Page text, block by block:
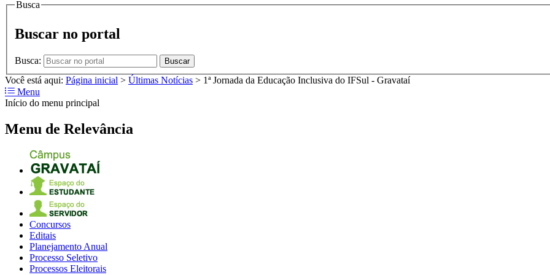
Busca
Buscar no portal
Busca: Buscar
Você está aqui: Página inicial > Últimas Notícias > 1ª Jornada da Educação Inclusiva do IFSul - Gravataí
Menu
Início do menu principal
Menu de Relevância
Concursos
Editais
Planejamento Anual
Processo Seletivo
Processos Eleitorais